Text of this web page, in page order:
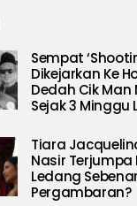
Sempat
Dikejarkan Ke
Dedah Cik
Sejak 3 Minggu
Tiara
Nasir
Ledang
Pergambaran?